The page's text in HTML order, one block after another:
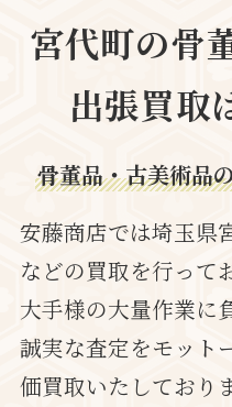
宮代町の骨
出張買取
骨董品・古美術品
安藤商店では埼玉県
などの買取を行って
大手様の大量作業に
誠実な査定をモット
価買取いたしており